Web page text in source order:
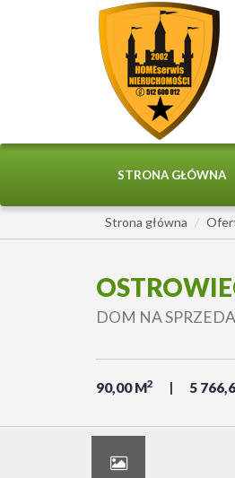
STRONA GŁÓWNA
Strona główna
DOM NA
90,00 M2 5